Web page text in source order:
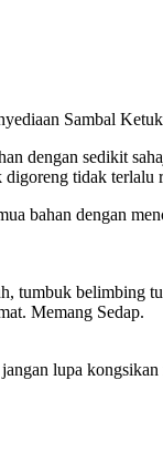
Sambal
dengan sedikit
tidak terlalu
bahan dengan
tumbuk belimbing
Memang Sedap.
lupa